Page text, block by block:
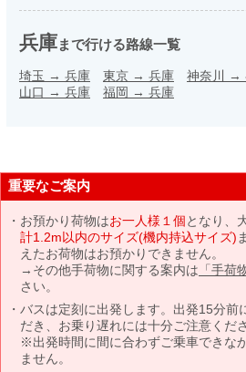
兵庫まで行ける路線一覧
埼玉 → 兵庫 東京 → 兵庫 神奈川 →
山口 → 兵庫 福岡 → 兵庫
重要なご案内
お預かり荷物はお一人様１個となり、
計1.2m以内のサイズ(機内持込サイズ)
えたお荷物はお預かりできません。
→その他手荷物に関する案内は 「手荷
さい。
バスは定刻に出発します。出発15分前
だき、お乗り遅れには十分ご注意くださ
※出発時間に間に合わずご乗車できな
ません。